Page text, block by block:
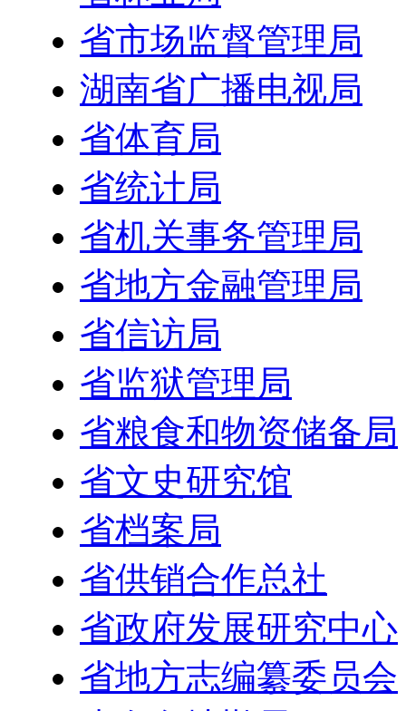
省市场监督管理局
湖南省广播电视局
省体育局
省统计局
省机关事务管理局
省地方金融管理局
省信访局
省监狱管理局
省粮食和物资储备局
省文史研究馆
省档案局
省供销合作总社
省政府发展研究中心
省地方志编纂委员会